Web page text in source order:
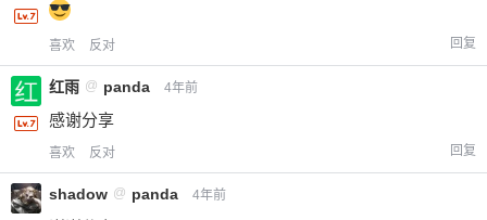
¥
喜欢 反对 回复
红雨 @ panda 4年前
感谢分享
喜欢 反对 回复
shadow @ panda 4年前